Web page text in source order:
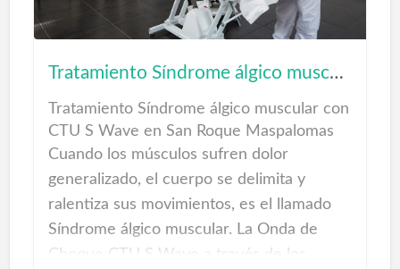
Tratamientos Onda de Choque
Tratamiento Síndrome álgico muscular
Tratamiento Síndrome álgico muscular con
CTU S Wave en San Roque Maspalomas
Cuando los músculos sufren dolor
generalizado, el cuerpo se delimita y
ralentiza sus movimientos, es el llamado
Síndrome álgico muscular. La Onda de
Choque CTU S Wave a través de los